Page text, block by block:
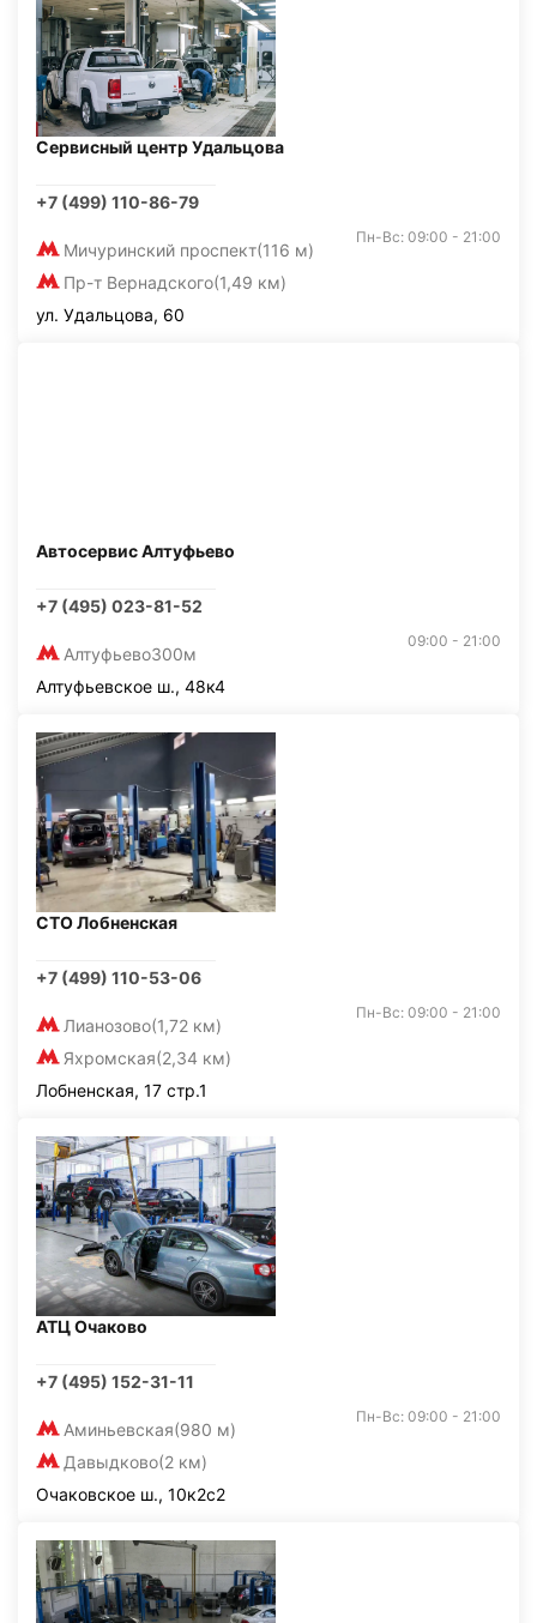
Сервисный центр Удальцова
+7 (499) 110-86-79
Мичуринский проспект(116 м)
Пр-т Вернадского(1,49 км)
Пн-Вс: 09:00 - 21:00
ул. Удальцова, 60
Автосервис Алтуфьево
+7 (495) 023-81-52
Алтуфьево300м
09:00 - 21:00
Алтуфьевское ш., 48к4
СТО Лобненская
+7 (499) 110-53-06
Лианозово(1,72 км)
Яхромская(2,34 км)
Пн-Вс: 09:00 - 21:00
Лобненская, 17 стр.1
АТЦ Очаково
+7 (495) 152-31-11
Аминьевская(980 м)
Давыдково(2 км)
Пн-Вс: 09:00 - 21:00
Очаковское ш., 10к2с2